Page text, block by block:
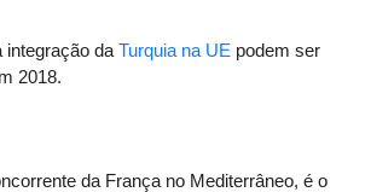
integração daTurquia na UE podem ser
2018.
da França no Mediterrâneo, é o